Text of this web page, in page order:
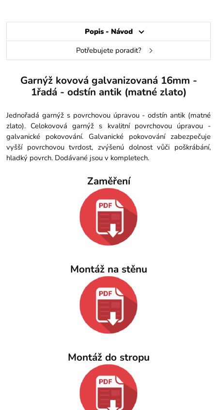
Popis - Návod
Potřebujete poradit?
Garnýž kovová galvanizovaná 16mm -
1řadá - odstín antik (matné zlato)
Jednořadá garnýž s povrchovou úpravou - odstín antik (matné
zlato). Celokovová garnýž s kvalitní povrchovou úpravou -
galvanické pokovování. Galvanické pokovování zabezpečuje
vyšší povrchovou tvrdost, zvýšenú dolnost vůči poškrábání,
hladký povrch. Dodávané jsou v kompletech.
Zaměření
Montáž na stěnu
Montáž do stropu